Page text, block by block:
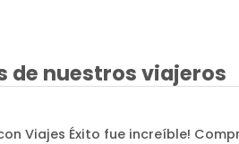
de nuestros viajeros
Viajes Éxito fue increíble!